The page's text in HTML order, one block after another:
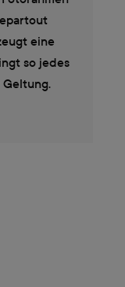
eine
so jedes